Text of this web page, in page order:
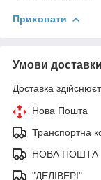
Приховати
Умови доставки
Доставка
Нова Пошта
Транспортна
НОВА ПОШТА
"ДЕЛІВЕРІ"